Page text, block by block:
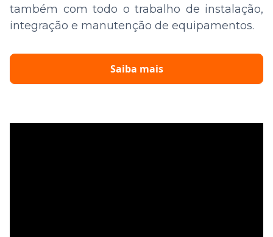
também com todo o trabalho de instalação,
integração e manutenção de equipamentos.
Saiba mais